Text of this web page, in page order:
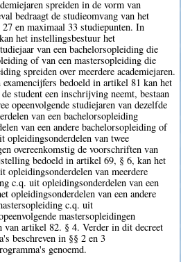
spreiden in de vorm van
bedraagt de studieomvang van het
en maximaal 33 studiepunten. In
het instellingsbestuur het
van een bachelorsopleiding die
of van een mastersopleiding die
spreiden over meerdere academiejaren.
bedoeld in artikel 81 kan het
student een inschrijving neemt, bestaan
opeenvolgende studiejaren van dezelfde
van een bachelorsopleiding
van een andere bachelorsopleiding of
opleidingsonderdelen van twee
overeenkomstig de voorschriften van
bedoeld in artikel 69, § 6, kan het
opleidingsonderdelen van meerdere
c.q. uit opleidingsonderdelen van een
opleidingsonderdelen van een andere
c.q. uit
mastersopleidingen
van artikel 82. § 4. Verder in dit decreet
beschreven in §§ 2 en 3
genoemd.